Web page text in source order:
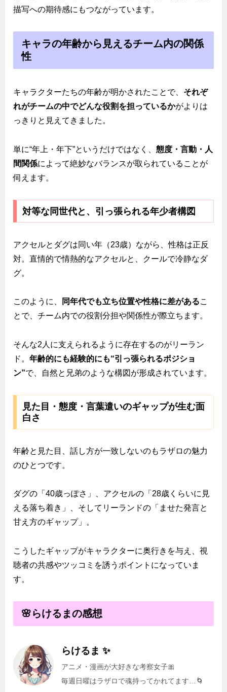
描写への期待感にもつながっています。
キャラの年齢から見えるチーム内の関係
性
キャラクターたちの年齢が明かされたことで、 それぞ
れがチームの中でどんな役割を担っているかがよりは
っきりと見えてきました。
単に“年上・年下”というだけではなく、 態度・言動・人
間関係によって絶妙なバランスが取られていることが
伺えます。
対等な同世代と、引っ張られる年少者構図
アクセルとダグは同い年（23歳）ながら、性格は正反
対。直情的で情熱的なアクセルと、クールで冷静なダ
グ。
このように、 同年代でも立ち位置や性格に差があるこ
とで、チーム内での役割分担や関係性が際立ちます。
そんな2人に支えられるように存在するのがリーラン
ド。 年齢的にも経験的にも“引っ張られるポジショ
ン”で、自然と兄弟のような構図が形成されています。
見た目・態度・言葉遣いのギャップが生む面
白さ
年齢と見た目、話し方が一致しないのもラザロの魅力
のひとつです。
ダグの「40歳っぽさ」、アクセルの「28歳くらいに見
える落ち着き」、そしてリーランドの「ませた発言と
甘え方のギャップ」。
こうしたギャップがキャラクターに奥行きを与え、視
聴者の共感やツッコミを誘うポイントになっていま
す。
🌸らけるまの感想
らけるま ✨
アニメ・漫画が大好きな考察女子🎀
毎週日曜はラザロで魂持ってかれてます…🌀